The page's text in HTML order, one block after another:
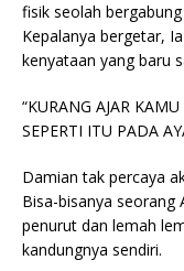
fisik seolah
Kepalanya bergetar,
kenyataan yang baru
“KURANG AJAR
SEPERTI ITU PADA
Damian tak percaya
Bisa-bisanya seorang
penurut dan lemah
kandungnya sendiri.